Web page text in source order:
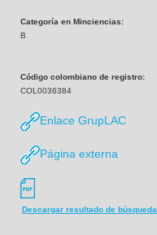
Categoría en Minciencias:
B
Código colombiano de registro:
COL0036384
Enlace GrupLAC
Página externa
Descargar resultado de búsqueda